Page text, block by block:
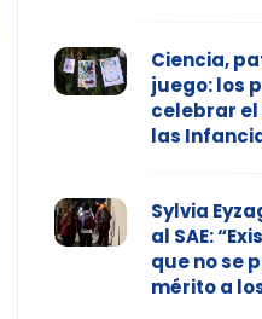
Ciencia,
juego: los
celebrar el
las
Sylvia
al SAE:
que no se
mérito a